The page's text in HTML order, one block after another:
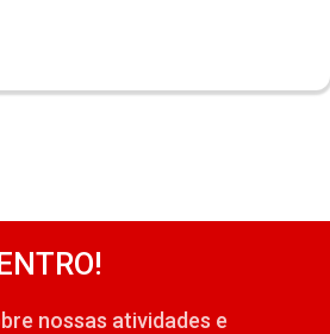
nossas atividades e